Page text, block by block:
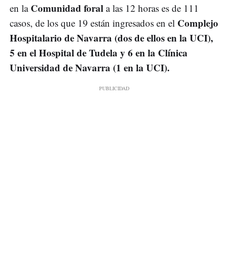
en la Comunidad foral a las 12 horas es de 111
casos, de los que 19 están ingresados en el Complejo
Hospitalario de Navarra (dos de ellos en la UCI),
5 en el Hospital de Tudela y 6 en la Clínica
Universidad de Navarra (1 en la UCI).